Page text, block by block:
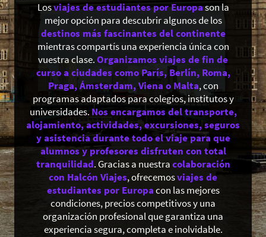
Losviajes de estudiantes por Europason la
mejor opción para descubrir algunos de los
destinos más fascinantes del continente
mientras compartís una experiencia única con
vuestra clase.Organizamos viajes de fin de
curso a ciudades como París, Berlín, Roma,
Praga, Ámsterdam, Viena o Malta, con
programas adaptados para colegios, institutos y
universidades. Nos encargamos del transporte,
alojamiento, actividades, excursiones, seguros
y asistencia durante todo el viaje para que
alumnos y profesores disfruten con total
tranquilidad. Gracias a nuestracolaboración
con Halcón Viajes, ofrecemosviajes de
estudiantes por Europacon las mejores
condiciones, precios competitivos y una
organización profesional que garantiza una
experiencia segura, completa e inolvidable.